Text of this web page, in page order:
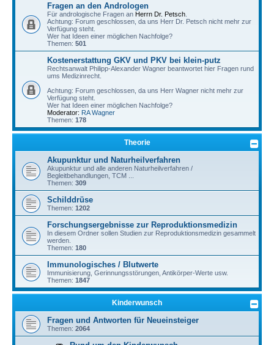
Fragen an den Andrologen
Für andrologische Fragen an Herrn Dr. Petsch
Achtung: Forum geschlossen, da uns Herr Dr. Petsch nicht mehr zur
Verfügung steht.
Wer hat Ideen einer möglichen Nachfolge?
Themen: 501
Kostenerstattung GKV und PKV bei klein-putz
Rechtsanwalt Philipp-Alexander Wagner beantwortet hier Fragen rund
ums Medizinrecht.
Achtung: Forum geschlossen, da uns Herr Wagner nicht mehr zur
Verfügung steht.
Wer hat Ideen einer möglichen Nachfolge?
Moderator: RA Wagner
Themen: 178
Theorie
Akupunktur und Naturheilverfahren
Akupunktur und alle anderen Naturheilverfahren /
Begleitbehandlungen, TCM ...
Themen: 309
Schilddrüse
Themen: 1202
Forschungsergebnisse zur Reproduktionsmedizin
In diesem Ordner sollen Studien zur Reproduktionsmedizin gesammelt
werden.
Themen: 180
Immunologisches / Blutwerte
Immunisierung, Gerinnungsstörungen, Antikörper-Werte usw.
Themen: 1847
Kinderwunsch
Fragen und Antworten für Neueinsteiger
Themen: 2064